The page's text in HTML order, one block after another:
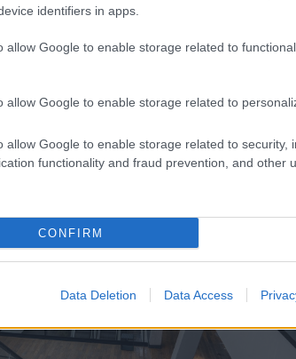
identifiers in apps.
allow Google to enable storage related to
allow Google to enable storage related to
allow Google to enable storage related to security,
functionality and fraud prevention, and other
CONFIRM
Data Deletion Data Access